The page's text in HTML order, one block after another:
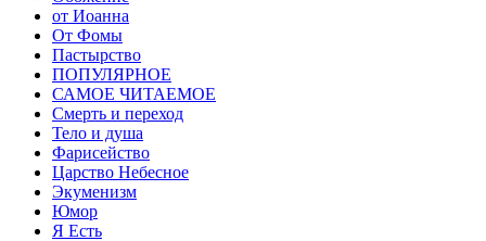
от Иоанна
От Фомы
Пастырство
ПОПУЛЯРНОЕ
САМОЕ ЧИТАЕМОЕ
Смерть и переход
Тело и душа
Фарисейство
Царство Небесное
Экуменизм
Юмор
Я Есть